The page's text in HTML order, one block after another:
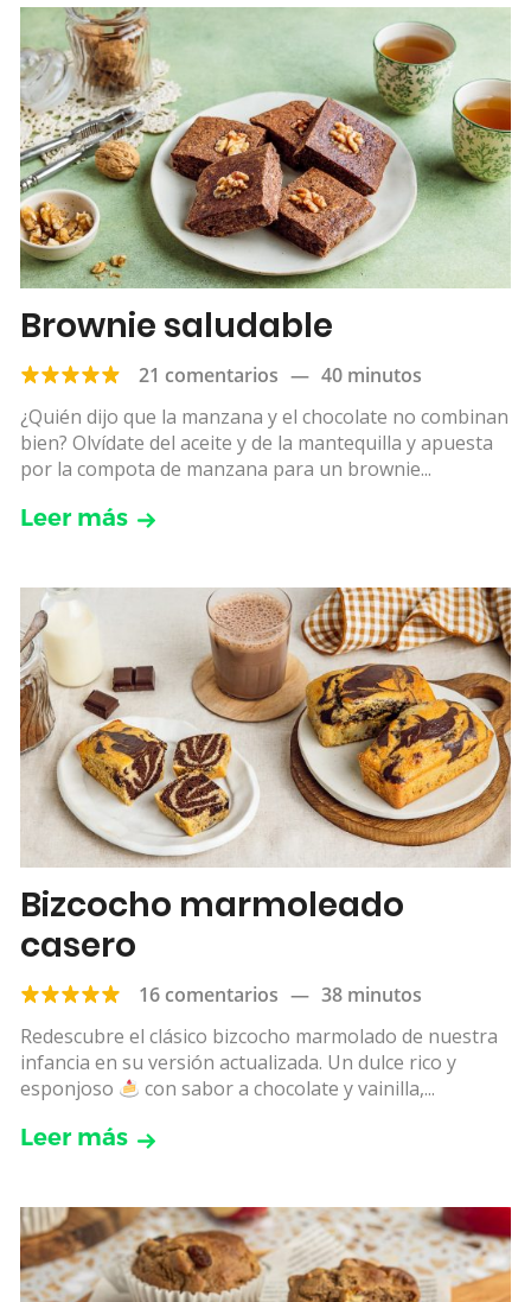
Brownie saludable
21 comentarios — 40 minutos
¿Quién dijo que la manzana y el chocolate no combinan
bien? Olvídate del aceite y de la mantequilla y apuesta
por la compota de manzana para un brownie...
Leer más
Bizcocho marmoleado
casero
16 comentarios — 38 minutos
Redescubre el clásico bizcocho marmolado de nuestra
infancia en su versión actualizada. Un dulce rico y
esponjoso
con sabor a chocolate y vainilla,...
Leer más